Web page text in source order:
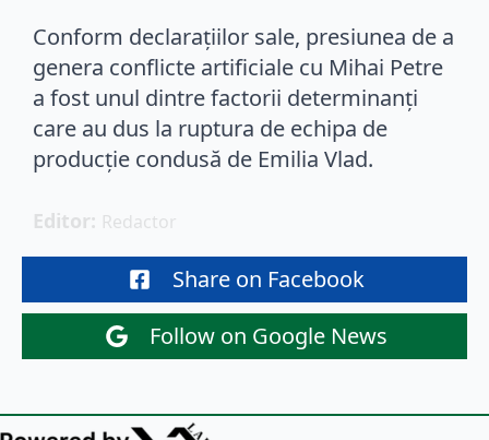
Conform declarațiilor sale, presiunea de a
genera conflicte artificiale cu Mihai Petre
a fost unul dintre factorii determinanți
care au dus la ruptura de echipa de
producție condusă de Emilia Vlad.
Editor: Redactor
Share on Facebook
Follow on Google News